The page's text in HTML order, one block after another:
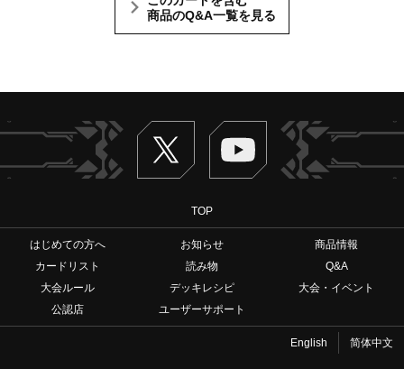
商品のQ&A一覧を見る
Twitter ヴァンガードch
TOP
はじめての方へ お知らせ
商品情報
カードリスト
読み物
Q&A
大会ルール
デッキレシピ
大会・イベント
公認店
ユーザーサポート
English 简体中文